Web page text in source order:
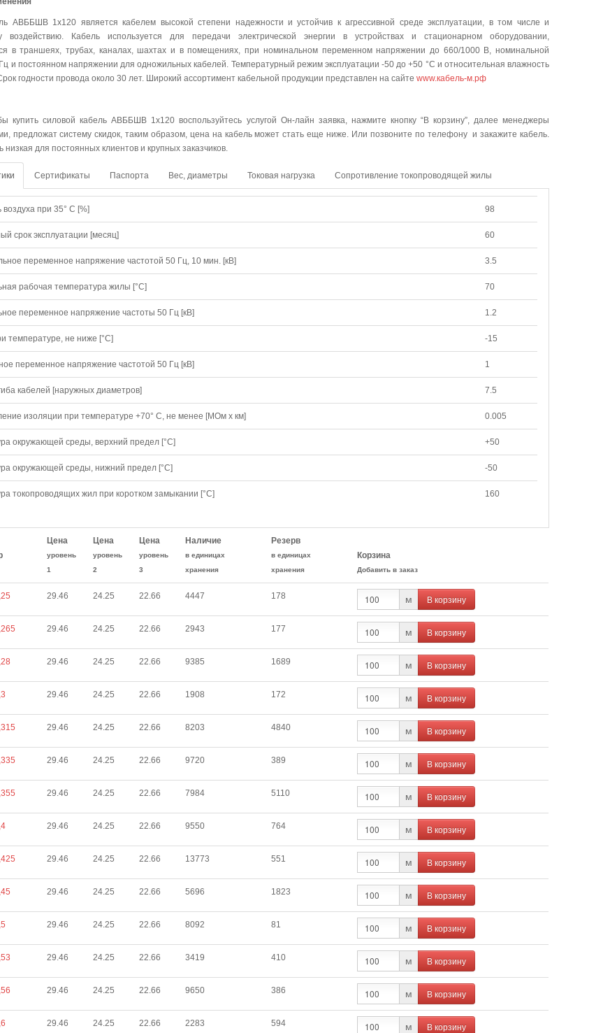
АВББШВ 1х120 является кабелем высокой степени надежности и устойчив к агрессивной среде эксплуатации, в том числе и
воздействию. Кабель используется для передачи электрической энергии в устройствах и стационарном оборудовании,
в траншеях, трубах, каналах, шахтах и в помещениях, при номинальном переменном напряжении до 660/1000 В, номинальной
и постоянном напряжении для одножильных кабелей. Температурный режим эксплуатации -50 до +50 °C и относительная влажность
годности провода около 30 лет. Широкий ассортимент кабельной продукции представлен на сайте www.кабель-м.рф
купить силовой кабель АВББШВ 1х120 воспользуйтесь услугой Он-лайн заявка, нажмите кнопку “В корзину”, далее менеджеры
предложат систему скидок, таким образом, цена на кабель может стать еще ниже. Или позвоните по телефону и закажите кабель.
низкая для постоянных клиентов и крупных заказчиков.
Сертификаты Паспорта Вес, диаметры Токовая нагрузка Сопротивление токопроводящей жилы
воздуха при 35° C [%] 98
срок эксплуатации [месяц] 60
переменное напряжение частотой 50 Гц, 10 мин. [кВ] 3.5
рабочая температура жилы [°С] 70
переменное напряжение частоты 50 Гц [кВ] 1.2
температуре, не ниже [°C] -15
переменное напряжение частотой 50 Гц [кВ] 1
кабелей [наружных диаметров] 7.5
изоляции при температуре +70° С, не менее [МОм х км] 0.005
окружающей среды, верхний предел [°C] +50
окружающей среды, нижний предел [°C] -50
токопроводящих жил при коротком замыкании [°С] 160
Цена
уровень
1
Цена
уровень
2
Цена
уровень
3
Наличие
в единицах
хранения
Резерв
в единицах
хранения
Корзина
Добавить в заказ
29.46 24.25 22.66 4447 178 м В корзину
29.46 24.25 22.66 2943 177 м В корзину
29.46 24.25 22.66 9385 1689 м В корзину
29.46 24.25 22.66 1908 172 м В корзину
29.46 24.25 22.66 8203 4840 м В корзину
29.46 24.25 22.66 9720 389 м В корзину
29.46 24.25 22.66 7984 5110 м В корзину
29.46 24.25 22.66 9550 764 м В корзину
29.46 24.25 22.66 13773 551 м В корзину
29.46 24.25 22.66 5696 1823 м В корзину
29.46 24.25 22.66 8092 81 м В корзину
29.46 24.25 22.66 3419 410 м В корзину
29.46 24.25 22.66 9650 386 м В корзину
29.46 24.25 22.66 2283 594 м В корзину